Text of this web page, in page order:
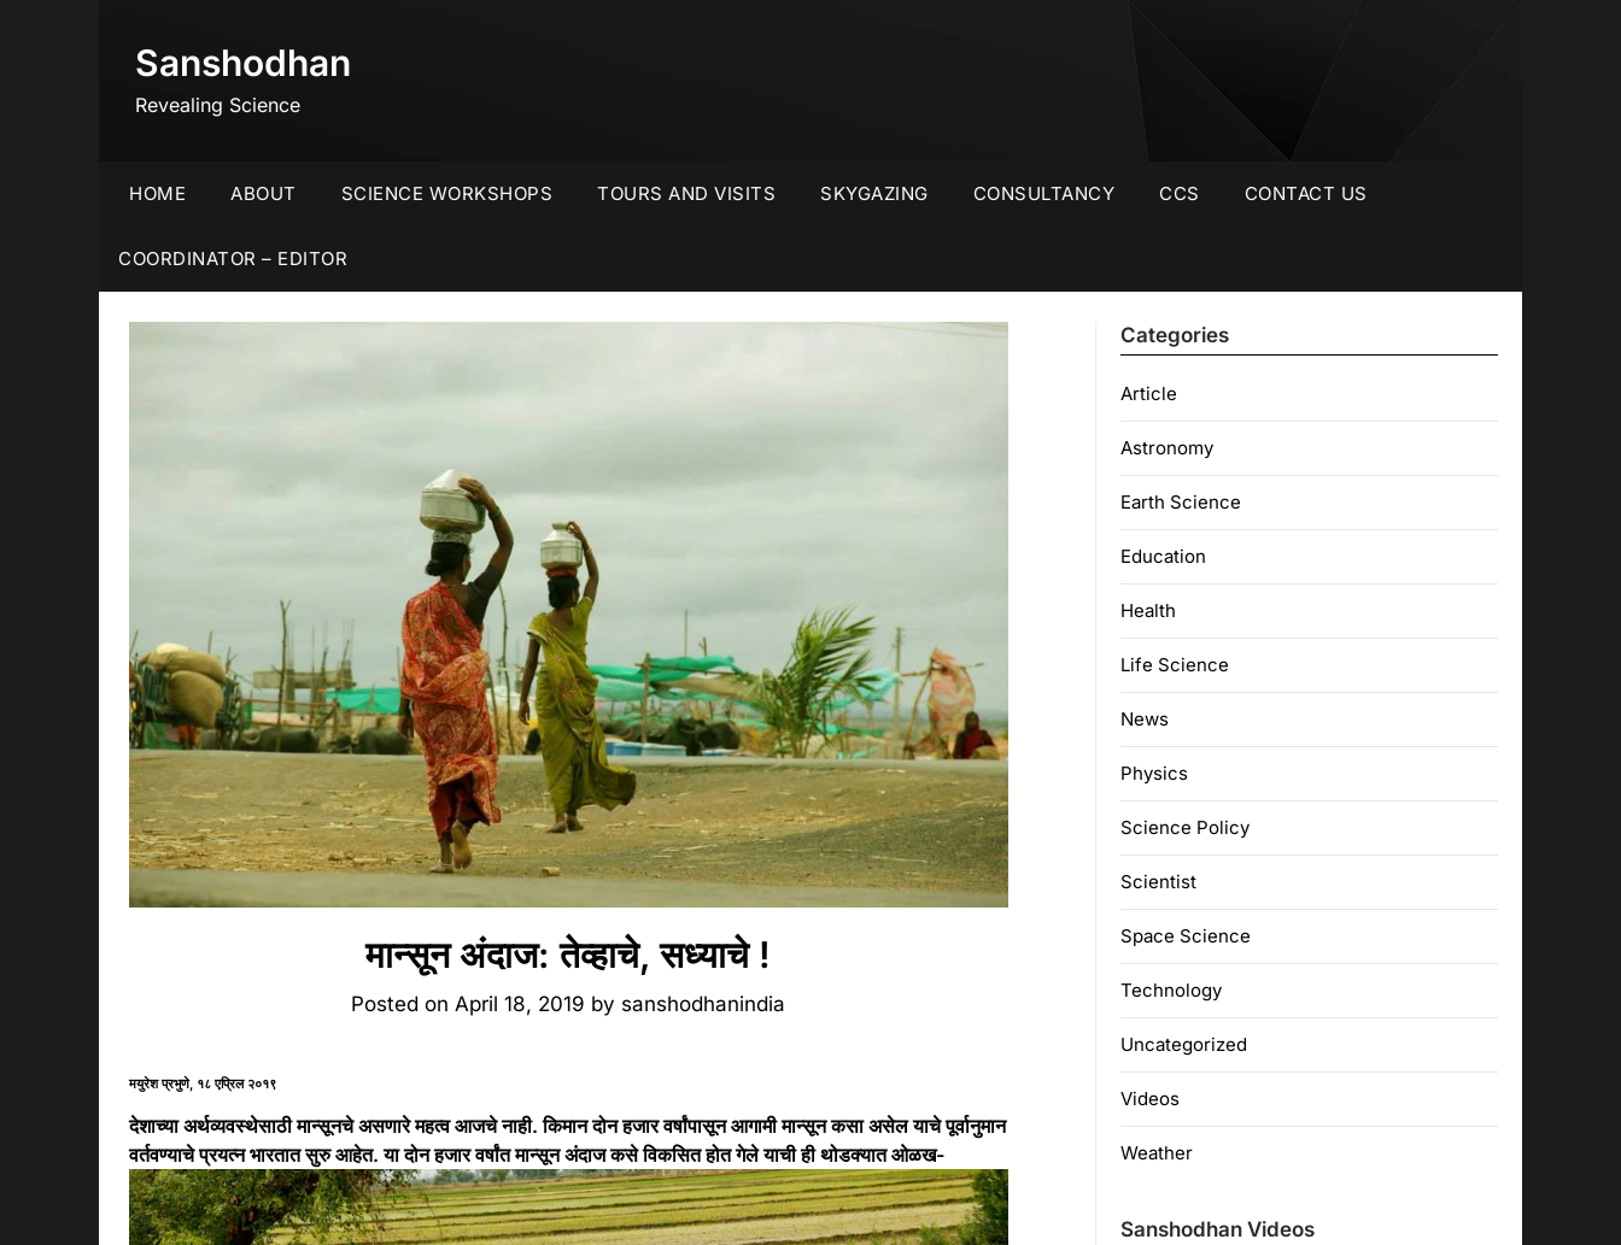
Sanshodhan
Revealing Science
HOME ABOUT SCIENCE WORKSHOPS TOURS AND VISITS SKYGAZING CONSULTANCY CCS CONTACT US
COORDINATOR – EDITOR
मान्सून अंदाज: तेव्हाचे, सध्याचे !
Posted on April 18, 2019 by sanshodhanindia
मयुरेश प्रभुणे, १८ एप्रिल २०१९
देशाच्या अर्थव्यवस्थेसाठी मान्सूनचे असणारे महत्व आजचे नाही. किमान दोन हजार वर्षांपासून आगामी मान्सून कसा असेल याचे पूर्वानुमान
वर्तवण्याचे प्रयत्न भारतात सुरु आहेत. या दोन हजार वर्षांत मान्सून अंदाज कसे विकसित होत गेले याची ही थोडक्यात ओळख-
Categories
Article
Astronomy
Earth Science
Education
Health
Life Science
News
Physics
Science Policy
Scientist
Space Science
Technology
Uncategorized
Videos
Weather
Sanshodhan Videos